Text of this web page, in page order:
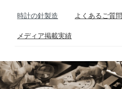
時計の針製造 よくあるご質問
メディア掲載実績